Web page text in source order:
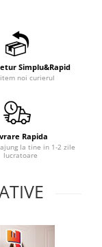
Simplu&Rapid
noi curierul
Rapida
la tine in 1-2 zile
lucratoare